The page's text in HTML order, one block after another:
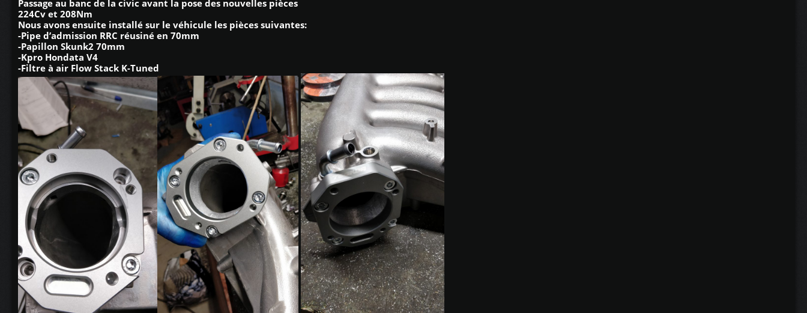
Passage au banc de la civic avant la pose des nouvelles pièces
224Cv et 208Nm
Nous avons ensuite installé sur le véhicule les pièces suivantes:
-Pipe d’admission RRC réusiné en 70mm
-Papillon Skunk2 70mm
-Kpro Hondata V4
-Filtre à air Flow Stack K-Tuned